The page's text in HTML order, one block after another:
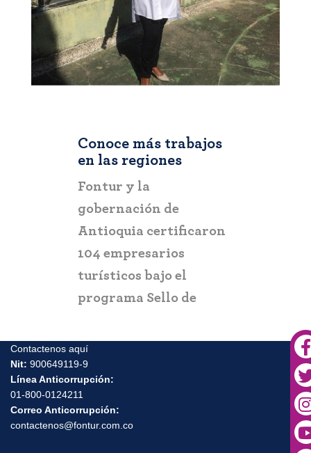
Conoce más trabajos
en las regiones
RIOHACHA ,
Fontur aliado
estratégico en la
promoción de Riohacha
Contactenos aquí
01-800-0124211
Correo Anticorrupción:
contactenos@fontur.com.co
Dirección de correspondencia de FONTUR:
Edificio Museo del Parque Calle 28 # 13A - 24 Piso 6